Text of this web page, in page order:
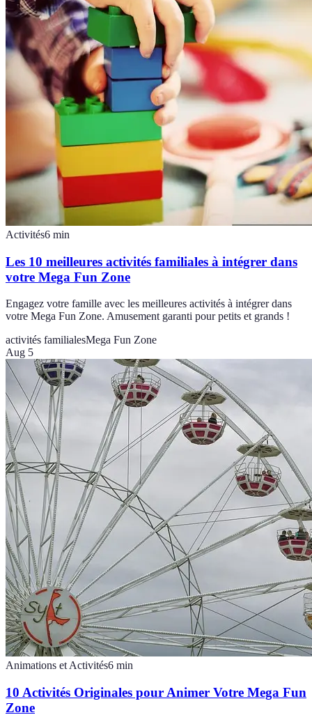
Activités6 min
Les 10 meilleures activités familiales à intégrer dans
votre Mega Fun Zone
Engagez votre famille avec les meilleures activités à intégrer dans
votre Mega Fun Zone. Amusement garanti pour petits et grands !
activités familialesMega Fun Zone
Aug 5
Animations et Activités6 min
10 Activités Originales pour Animer Votre Mega Fun
Zone